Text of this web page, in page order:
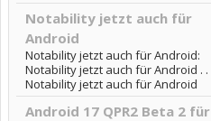
Notability jetzt auch für
Android
Notability jetzt auch für Android:
Notability jetzt auch für Android . .
Notability jetzt auch für Android
Android 17 QPR2 Beta 2 für